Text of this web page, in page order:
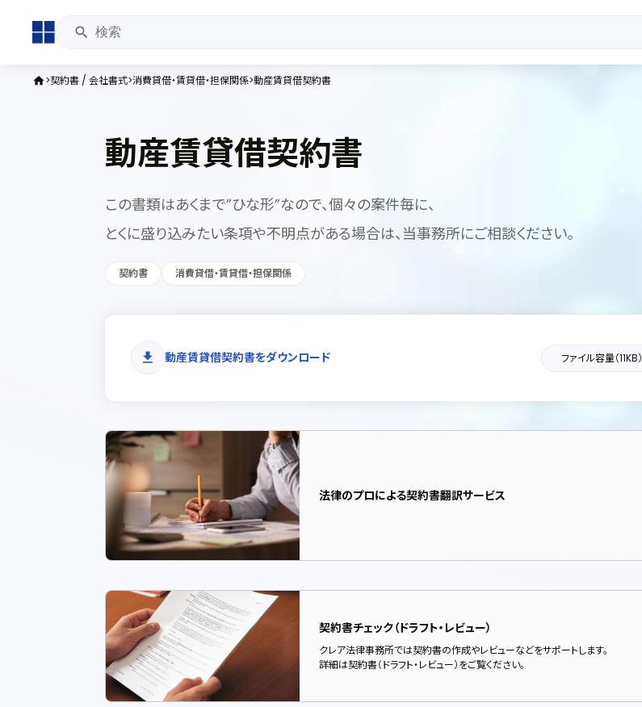
home 契約書 / 会社書式 消費貸借・賃貸借・担保関係 動産賃貸借契約書
動産賃貸借契約書
この書類はあくまで”ひな形”なので、個々の案件毎に、
とくに盛り込みたい条項や不明点がある場合は、当事務所にご相談ください。
契約書 消費貸借・賃貸借・担保関係
download 動産賃貸借契約書をダウンロード ファイル容量（11KB）
法律のプロによる契約書翻訳サービス
契約書チェック（ドラフト・レビュー）
クレア法律事務所では契約書の作成やレビューなどをサポートします。
詳細は契約書（ドラフト・レビュー）をご覧ください。